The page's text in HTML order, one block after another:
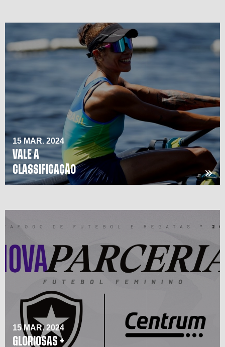
15 MAR. 2024
VALE A
CLASSIFICAÇÃO
15 MAR. 2024
GLORIOSAS +